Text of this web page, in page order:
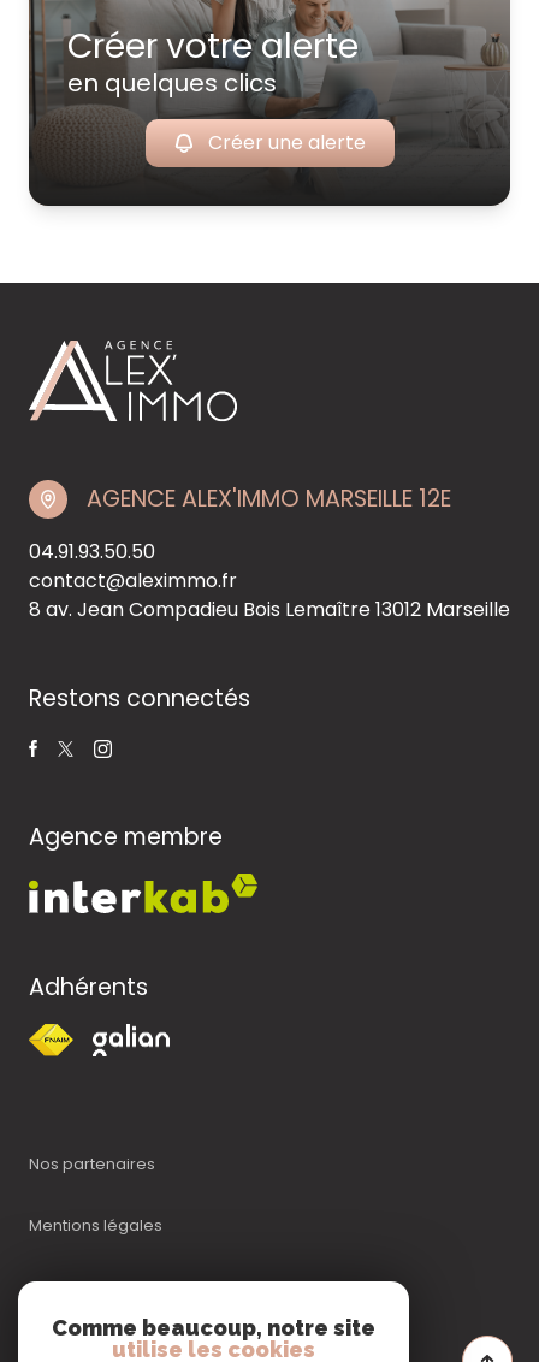
Créer votre alerte
en quelques clics
Créer une alerte
AGENCE ALEX'IMMO MARSEILLE 12E
04.91.93.50.50
contact@aleximmo.fr
8 av. Jean Compadieu Bois Lemaître13012 Marseille
Restons connectés
Agence membre
Adhérents
Nos partenaires
Mentions légales
Admin
Nos honoraires
Comme beaucoup, notre site
utilise les cookies